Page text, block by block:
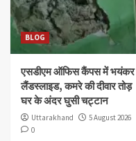
BLOG
एसडीएम ऑफिस कैंपस में भयंकर
लैंडस्लाइड, कमरे की दीवार तोड़
घर के अंदर घुसी चट्टान
Uttarakhand
5 August 2026
0